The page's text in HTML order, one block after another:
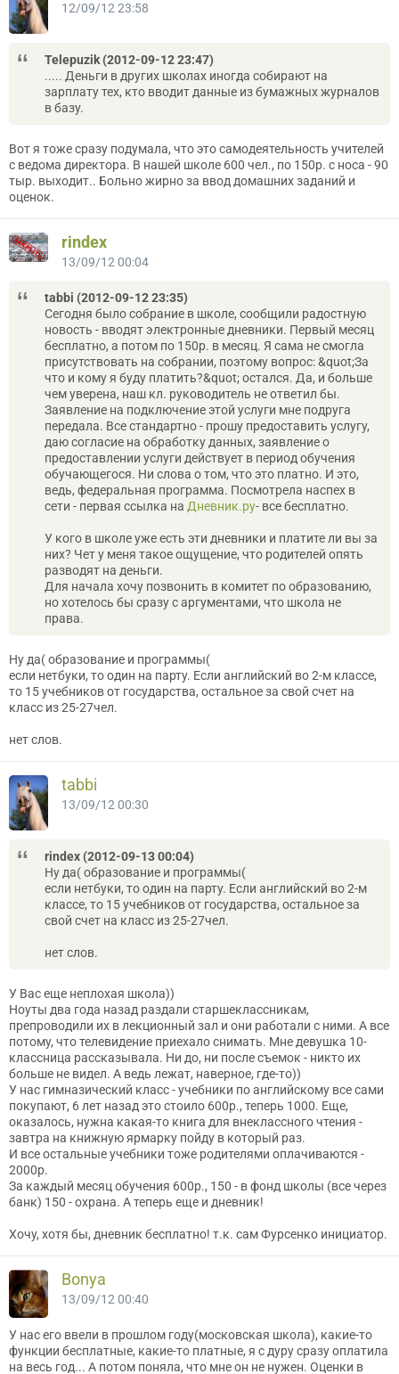
12/09/12 23:58
Telepuzik (2012-09-12 23:47)
..... Деньги в других школах иногда собирают на
зарплату тех, кто вводит данные из бумажных журналов
в базу.
Вот я тоже сразу подумала, что это самодеятельность учителей
с ведома директора. В нашей школе 600 чел., по 150р. с носа - 90
тыр. выходит.. Больно жирно за ввод домашних заданий и
оценок.
rindex
13/09/12 00:04
tabbi (2012-09-12 23:35)
Сегодня было собрание в школе, сообщили радостную
новость - вводят электронные дневники. Первый месяц
бесплатно, а потом по 150р. в месяц. Я сама не смогла
присутствовать на собрании, поэтому вопрос: &quot;За
что и кому я буду платить?&quot; остался. Да, и больше
чем уверена, наш кл. руководитель не ответил бы.
Заявление на подключение этой услуги мне подруга
передала. Все стандартно - прошу предоставить услугу,
даю согласие на обработку данных, заявление о
предоставлении услуги действует в период обучения
обучающегося. Ни слова о том, что это платно. И это,
ведь, федеральная программа. Посмотрела наспех в
сети - первая ссылка на Дневник.ру- все бесплатно.
У кого в школе уже есть эти дневники и платите ли вы за
них? Чет у меня такое ощущение, что родителей опять
разводят на деньги.
Для начала хочу позвонить в комитет по образованию,
но хотелось бы сразу с аргументами, что школа не
права.
Ну да( образование и программы(
если нетбуки, то один на парту. Если английский во 2-м классе,
то 15 учебников от государства, остальное за свой счет на
класс из 25-27чел.
нет слов.
tabbi
13/09/12 00:30
rindex (2012-09-13 00:04)
Ну да( образование и программы(
если нетбуки, то один на парту. Если английский во 2-м
классе, то 15 учебников от государства, остальное за
свой счет на класс из 25-27чел.
нет слов.
У Вас еще неплохая школа))
Ноуты два года назад раздали старшеклассникам,
препроводили их в лекционный зал и они работали с ними. А все
потому, что телевидение приехало снимать. Мне девушка 10-
классница рассказывала. Ни до, ни после съемок - никто их
больше не видел. А ведь лежат, наверное, где-то))
У нас гимназический класс - учебники по английскому все сами
покупают, 6 лет назад это стоило 600р., теперь 1000. Еще,
оказалось, нужна какая-то книга для внеклассного чтения -
завтра на книжную ярмарку пойду в который раз.
И все остальные учебники тоже родителями оплачиваются -
2000р.
За каждый месяц обучения 600р., 150 - в фонд школы (все через
банк) 150 - охрана. А теперь еще и дневник!
Хочу, хотя бы, дневник бесплатно! т.к. сам Фурсенко инициатор.
Bonya
13/09/12 00:40
У нас его ввели в прошлом году(московская школа), какие-то
функции бесплатные, какие-то платные, я с дуру сразу оплатила
на весь год... А потом поняла, что мне он не нужен. Оценки в